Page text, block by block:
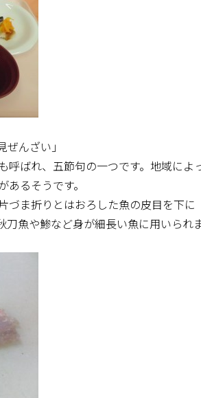
んざい」
ばれ、五節句の一つです。地域によ
るそうです。
づま折りとはおろした魚の皮目を下に
刀魚や鯵など身が細長い魚に用いられ